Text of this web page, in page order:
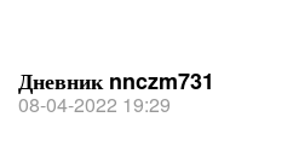
Дневник nnczm731
08-04-2022 19:29